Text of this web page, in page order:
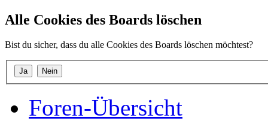
Alle Cookies des Boards löschen
Bist du sicher, dass du alle Cookies des Boards löschen möchtest?
Foren-Übersicht